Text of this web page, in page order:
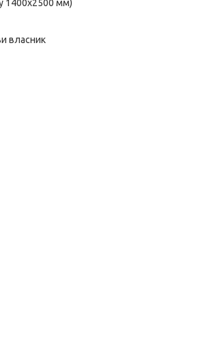
1400х2500 мм)
власник